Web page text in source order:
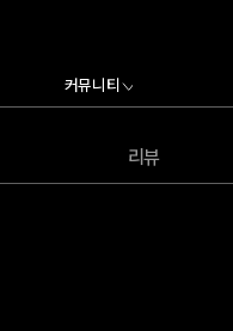
커뮤니티
리뷰